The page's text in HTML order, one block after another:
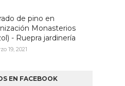
de pino en
Monasterios
- Ruepra jardinería
19, 2021
EN FACEBOOK